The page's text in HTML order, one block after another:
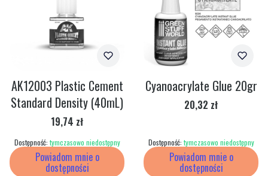
Powiadom mnie o
dostępności
AK12003 Plastic Cement
Standard Density (40mL)
Cena
19,74 zł
Dostępność: tymczasowo niedostępny
Powiadom mnie o
dostępności
Cyanoacrylate Glue 20gr
Cena
20,32 zł
Dostępność: tymczasowo niedostępny